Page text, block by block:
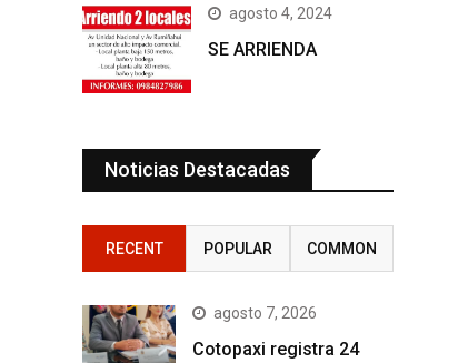
agosto 4, 2024
SE ARRIENDA
Noticias Destacadas
RECENT POPULAR COMMON
agosto 7, 2026
Cotopaxi registra 24